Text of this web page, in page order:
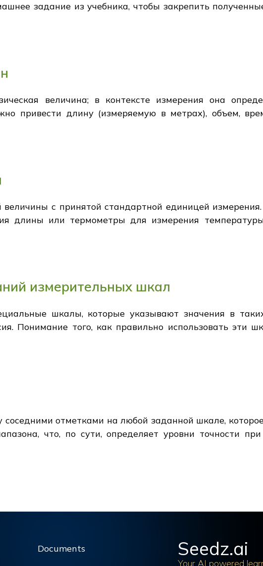
задание из учебника, чтобы закрепить
величина; в контексте измерения она
привести длину (измеряемую в метрах), объем,
с принятой стандартной единицей
длины или термометры для измерения
измерительных шкал
шкалы, которые указывают значения в
Понимание того, как правильно использовать эти
отметками на любой заданной шкале,
что, по сути, определяет уровни точности
Documents Seedz.ai
Your AI powered